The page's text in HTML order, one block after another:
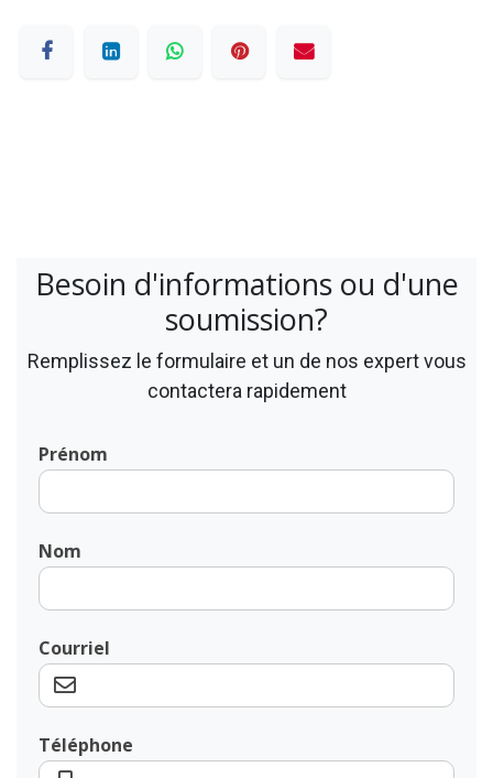
Besoin d'informations ou d'une
soumission?
Remplissez le formulaire et un de nos expert vous
contactera rapidement
Prénom
Nom
Courriel
Téléphone